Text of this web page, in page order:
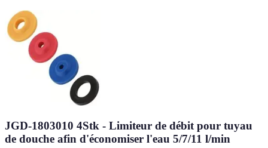
JGD-1803010 4Stk - Limiteur de débit pour tuyau
de douche afin d'économiser l'eau 5/7/11 l/min